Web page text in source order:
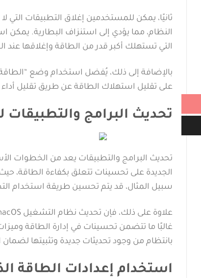
ثانيًا، يمكن للمستخدمين إغلاق التطبيقات
التي تستهلك أكبر قدر من الطاقة وإغلاقها عند
على تقليل استهلاك الطاقة عن طريق تقليل أداء
تحديث البرامج
تحديث البرامج والتطبيقات يعد من الخطوات
الجديدة على تحسينات تتعلق بكفاءة الطاقة،
سبيل المثال، قد يتم تحسين طريقة استخدام
غالبًا ما تتضمن تحسينات في إدارة الطاقة
بانتظام من وجود تحديثات جديدة وتثبيتها
استخدام إعدادات الطاقة